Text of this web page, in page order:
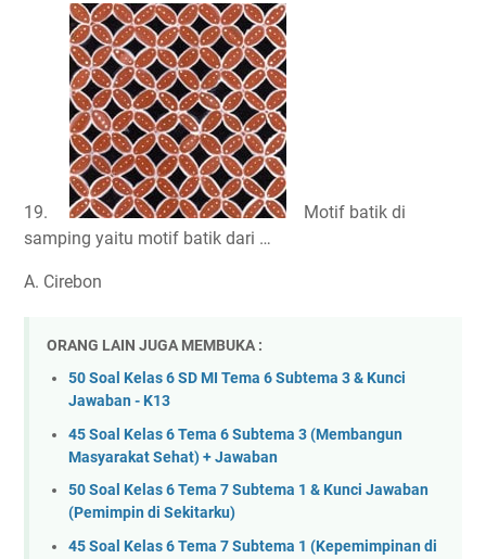
19.
Motif batik di
samping yaitu motif batik dari …
A. Cirebon
ORANG LAIN JUGA MEMBUKA :
50 Soal Kelas 6 SD MI Tema 6 Subtema 3 & Kunci
Jawaban - K13
45 Soal Kelas 6 Tema 6 Subtema 3 (Membangun
Masyarakat Sehat) + Jawaban
50 Soal Kelas 6 Tema 7 Subtema 1 & Kunci Jawaban
(Pemimpin di Sekitarku)
45 Soal Kelas 6 Tema 7 Subtema 1 (Kepemimpinan di